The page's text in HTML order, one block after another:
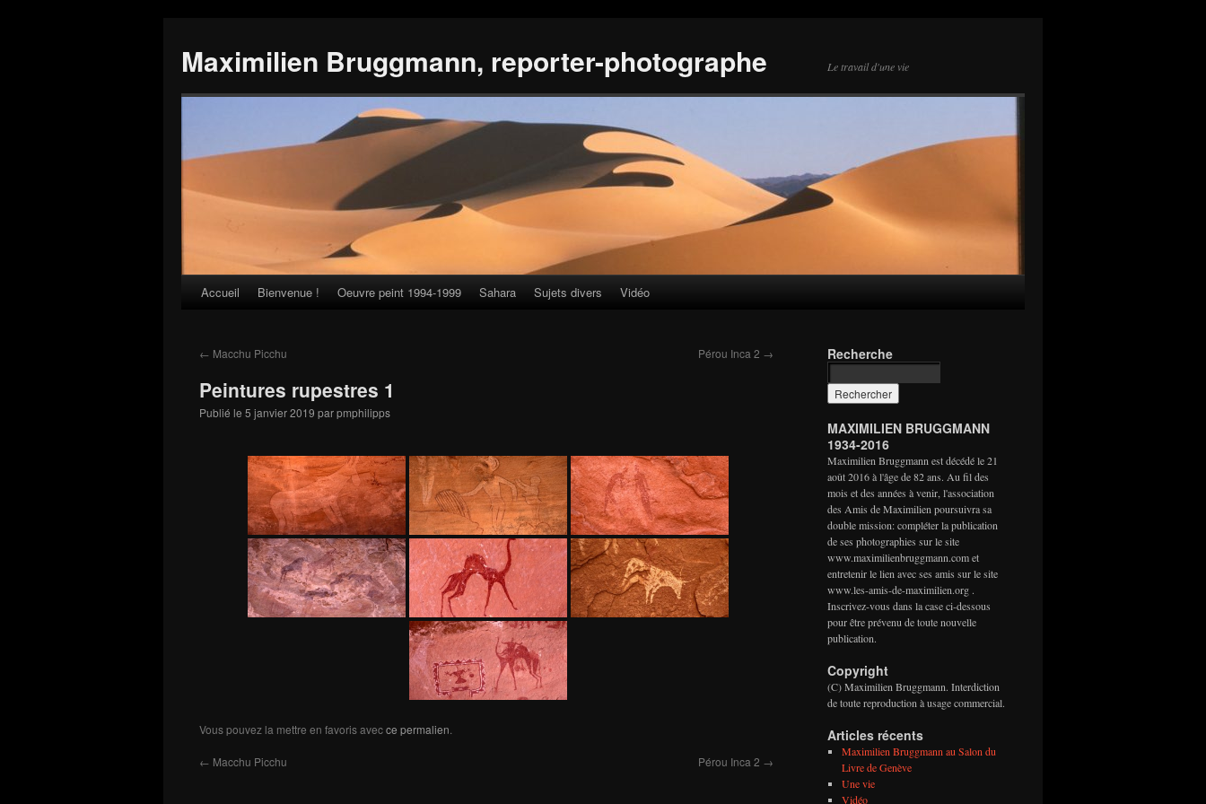
Maximilien Bruggmann, reporter-photographe Le travail d'une vie
Skip
content
Accueil Bienvenue ! Oeuvre peint 1994-1999 Sahara Sujets divers Vidéo
← Macchu Picchu Pérou Inca 2 →
Peintures rupestres 1
Publié le 5 janvier 2019 parpmphilipps
Vous pouvez la mettre en favoris avecce permalien
← Macchu Picchu Pérou Inca 2 →
Recherche
MAXIMILIEN BRUGGMANN
1934-2016
Maximilien Bruggmann est décédé le 21
août 2016 à l'âge de 82 ans. Au fil des
mois et des années à venir, l'association
des Amis de Maximilien poursuivra sa
double mission: compléter la publication
de ses photographies sur le site
www.maximilienbruggmann.com et
entretenir le lien avec ses amis sur le site
www.les-amis-de-maximilien.org .
Inscrivez-vous dans la case ci-dessous
pour être prévenu de toute nouvelle
publication.
Copyright
(C) Maximilien Bruggmann. Interdiction
de toute reproduction à usage commercial.
Articles récents
Maximilien Bruggmann au Salon du
Livre de Genève
Une vie
Vidéo